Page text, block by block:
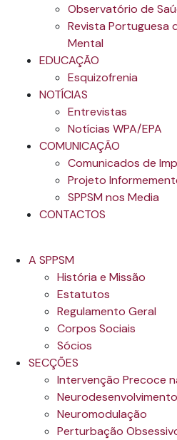
Observatório de
Revista Portuguesa
Mental
EDUCAÇÃO
Esquizofrenia
NOTÍCIAS
Entrevistas
Notícias WPA/EPA
COMUNICAÇÃO
Comunicados de
Projeto
SPPSM nos Media
CONTACTOS
A SPPSM
História e Missão
Estatutos
Regulamento Geral
Corpos Sociais
Sócios
SECÇÕES
Intervenção Precoce
Neurodesenvolvimento
Neuromodulação
Perturbação